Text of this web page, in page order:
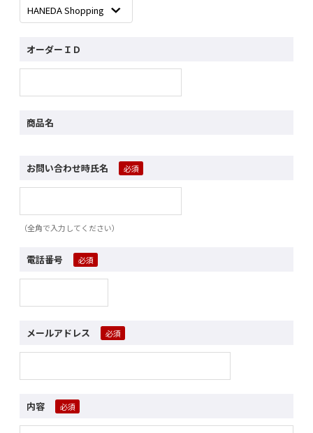
オーダーＩＤ
商品名
お問い合わせ時氏名
（全角で入力してください）
電話番号
メールアドレス
内容